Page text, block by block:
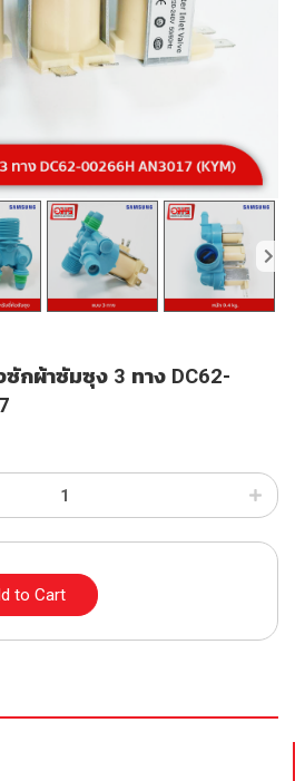
ซักผ้าซัมซุง 3 ทาง DC62-
to Cart